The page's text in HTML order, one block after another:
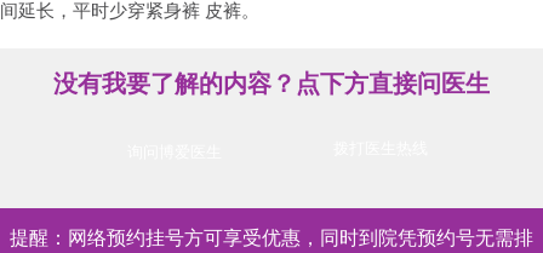
间延长，平时少穿紧身裤 皮裤。
没有我要了解的内容？点下方直接问医生
提醒：网络预约挂号方可享受优惠，同时到院凭预约号无需排